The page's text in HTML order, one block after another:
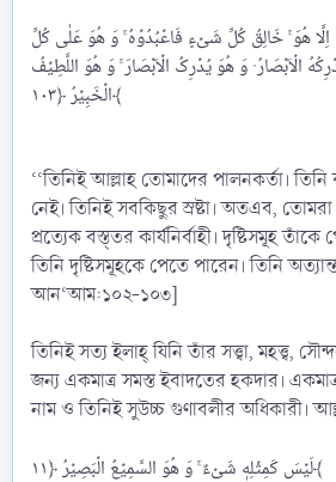
اِلَّا هُوَ ۚ خَالِقُ کُلِّ شَیۡءٍ فَاعۡبُدُوۡهُ ۚ وَ هُوَ عَلٰی کُلِّ
﴿۱۰۲﴾ لَا تُدۡرِکُهُ الۡاَبۡصَارُ ۫ وَ هُوَ یُدۡرِکُ الۡاَبۡصَارَ ۚ وَ هُوَ اللَّطِیۡفُ
الۡخَبِیۡرُ ﴿۱۰۳﴾
‘‘তিনিই আল্লাহ তোমাদের পালনকর্তা।
নেই। তিনিই সবকিছুর স্রষ্টা। অতএব,
প্রত্যেক বস্ত্তর কার্যনির্বাহী। দৃষ্টিসমূহ
তিনি দৃষ্টিসমূহকে পেতে পারেন। তিনি অত্যান্ত
আন‘আম:১০২-১০৩]
তিনিই সত্য ইলাহ্ যিনি তাঁর সত্ত্বা, মহত্ত্ব,
জন্য একমাত্র সমস্ত ইবাদতের হকদার।
নাম ও তিনিই সুউচ্চ গুণাবলীর অধিকারী।
لَیۡسَ کَمِثۡلِهٖ شَیۡءٌ ۚ وَ هُوَ السَّمِیۡعُ الۡبَصِیۡرُ ﴿۱۱﴾